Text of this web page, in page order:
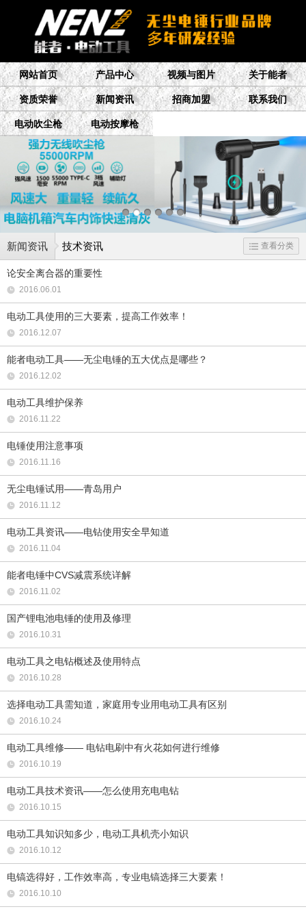
网站首页 产品中心 视频与图片 关于能者
资质荣誉 新闻资讯 招商加盟 联系我们
电动吹尘枪 电动按摩枪
新闻资讯 技术资讯 查看分类
论安全离合器的重要性
2016.06.01
电动工具使用的三大要素，提高工作效率！
2016.12.07
能者电动工具——无尘电锤的五大优点是哪些？
2016.12.02
电动工具维护保养
2016.11.22
电锤使用注意事项
2016.11.16
无尘电锤试用——青岛用户
2016.11.12
电动工具资讯——电钻使用安全早知道
2016.11.04
能者电锤中CVS减震系统详解
2016.11.02
国产锂电池电锤的使用及修理
2016.10.31
电动工具之电钻概述及使用特点
2016.10.28
选择电动工具需知道，家庭用专业用电动工具有区别
2016.10.24
电动工具维修—— 电钻电刷中有火花如何进行维修
2016.10.19
电动工具技术资讯——怎么使用充电电钻
2016.10.15
电动工具知识知多少，电动工具机壳小知识
2016.10.12
电镐选得好，工作效率高，专业电镐选择三大要素！
2016.10.10